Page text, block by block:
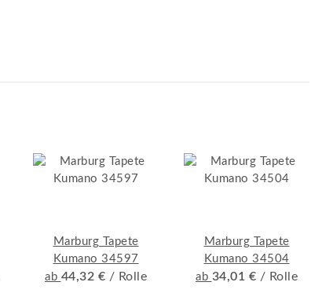
Marburg Tapete
Kumano 34597
ab 44,32 € / Rolle
Marburg Tapete
Kumano 34504
ab 34,01 € / Rolle